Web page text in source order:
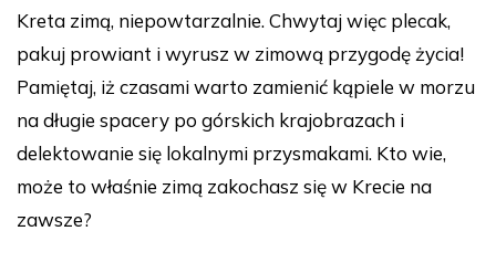
Kreta zimą, niepowtarzalnie. Chwytaj więc plecak,
pakuj prowiant i wyrusz w zimową przygodę życia!
Pamiętaj, iż czasami warto zamienić kąpiele w morzu
na długie spacery po górskich krajobrazach i
delektowanie się lokalnymi przysmakami. Kto wie,
może to właśnie zimą zakochasz się w Krecie na
zawsze?